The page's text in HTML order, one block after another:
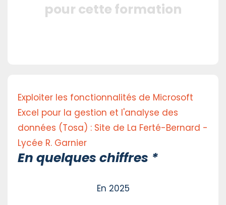
pour cette formation
Exploiter les fonctionnalités de Microsoft
Excel pour la gestion et l'analyse des
données (Tosa) : Site de La Ferté-Bernard -
Lycée R. Garnier
En quelques chiffres *
En 2025